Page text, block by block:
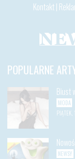
Kontakt |
POPULARNE
Biust
MODA
NEWSY